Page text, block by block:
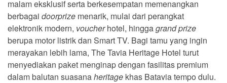
malam eksklusif serta berkesempatan memenangkan
berbagai doorprize menarik, mulai dari perangkat
elektronik modern, voucherhotel, hinggagrand prize
berupa motor listrik dan Smart TV. Bagi tamu yang ingin
merayakan lebih lama, The Tavia Heritage Hotel turut
menyediakan paket menginap dengan fasilitas premium
dalam balutan suasanaheritage khas Batavia tempo dulu.